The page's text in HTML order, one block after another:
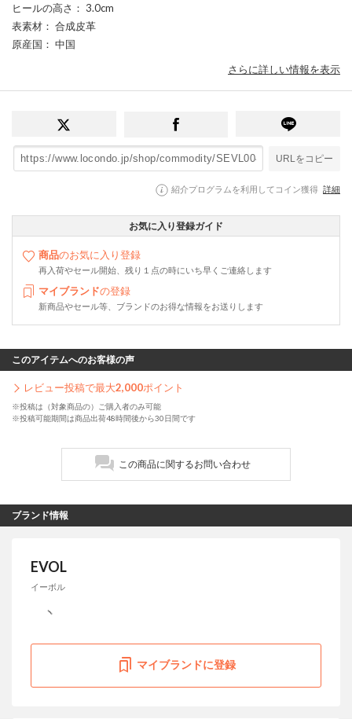
ヒールの高さ ： 3.0cm
表素材 ： 合成皮革
原産国 ： 中国
さらに詳しい情報を表示
URLをコピー
紹介プログラムを利用してコイン獲得 詳細
お気に入り登録ガイド
商品のお気に入り登録
再入荷やセール開始、残り１点の時にいち早くご連絡します
マイブランドの登録
新商品やセール等、ブランドのお得な情報をお送りします
このアイテムへのお客様の声
レビュー投稿で最大2,000ポイント
※投稿は（対象商品の）ご購入者のみ可能
※投稿可能期間は商品出荷48時間後から30日間です
この商品に関するお問い合わせ
ブランド情報
EVOL
イーボル
マイブランドに登録